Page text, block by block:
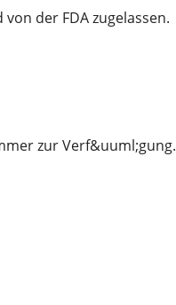
der FDA zugelassen.
zur Verf&uuml;gung.